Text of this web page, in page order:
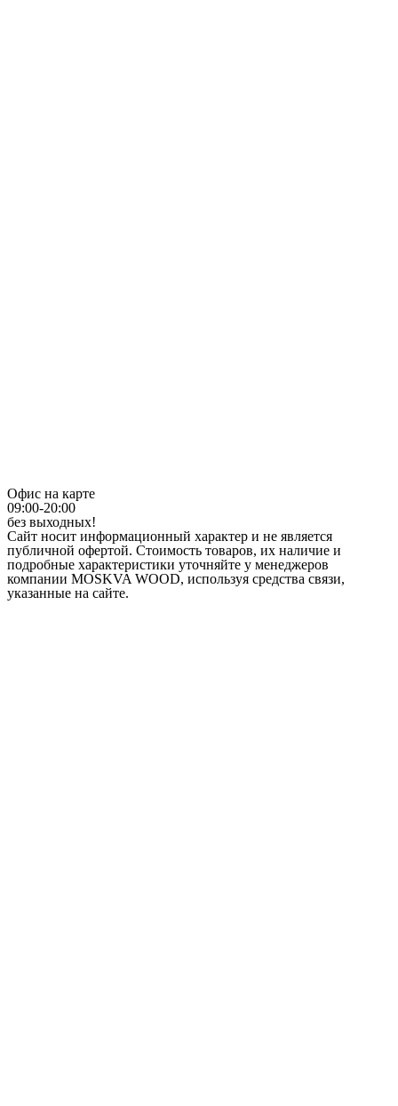
Офис на карте
09:00-20:00
без выходных!
Сайт носит информационный характер и не является
публичной офертой. Стоимость товаров, их наличие и
подробные характеристики уточняйте у менеджеров
компании MOSKVA WOOD, используя средства связи,
указанные на сайте.